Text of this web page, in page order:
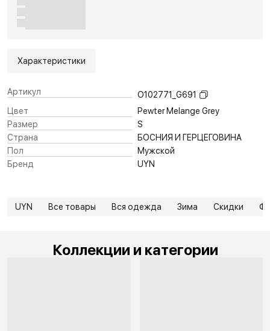
Характеристики
Артикул
O102771_G691
Цвет
Pewter Melange Grey
Размер
S
Страна
БОСНИЯ И ГЕРЦЕГОВИНА
Пол
Мужской
Бренд
UYN
UYN Все товары Вся одежда Зима Скидки
Коллекции и категории